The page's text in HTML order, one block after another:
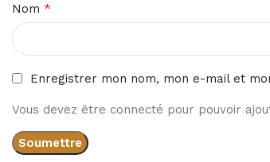
Nom *
Enregistrer mon nom, mon e-mail et
Vous devez être connecté pour pouvoir